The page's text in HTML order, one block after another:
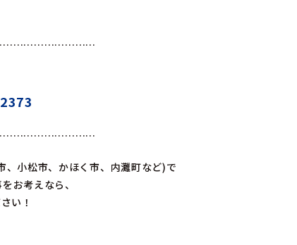
、小松市、かほく市、内灘町など)で
お考えなら、
い！